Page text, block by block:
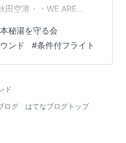
田空港・・WE ARE
きました！ 旋回しなが
ましたが 無理。 まるで
共に急上昇する B737-
へ引き返しアナウンス.
秘湯を守る会
ンド #条件付フライト
ド
ログ
はてなブログトップ